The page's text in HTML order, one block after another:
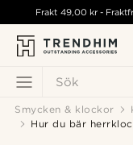
Sök
Frakt 49,00 kr-
Smycken & klockor
Hur du bär